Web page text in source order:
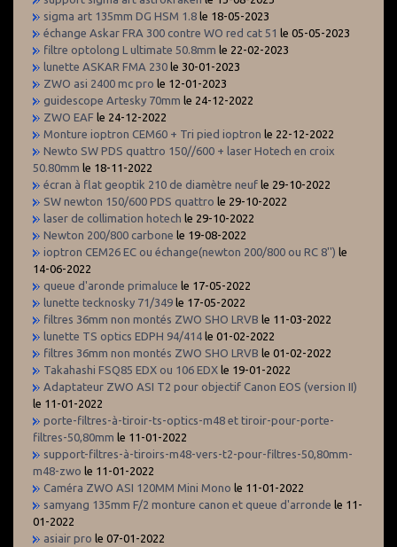
sigma art 135mm DG HSM 1.8 le 18-05-2023
échange Askar FRA 300 contre WO red cat 51 le 05-05-2023
filtre optolong L ultimate 50.8mm le 22-02-2023
lunette ASKAR FMA 230 le 30-01-2023
ZWO asi 2400 mc pro le 12-01-2023
guidescope Artesky 70mm le 24-12-2022
ZWO EAF le 24-12-2022
Monture ioptron CEM60 + Tri pied ioptron le 22-12-2022
Newto SW PDS quattro 150//600 + laser Hotech en croix
50.80mm le 18-11-2022
écran à flat geoptik 210 de diamètre neuf le 29-10-2022
SW newton 150/600 PDS quattro le 29-10-2022
laser de collimation hotech le 29-10-2022
Newton 200/800 carbone le 19-08-2022
ioptron CEM26 EC ou échange(newton 200/800 ou RC 8'') le
14-06-2022
queue d'aronde primaluce le 17-05-2022
lunette tecknosky 71/349 le 17-05-2022
filtres 36mm non montés ZWO SHO LRVB le 11-03-2022
lunette TS optics EDPH 94/414 le 01-02-2022
filtres 36mm non montés ZWO SHO LRVB le 01-02-2022
Takahashi FSQ85 EDX ou 106 EDX le 19-01-2022
Adaptateur ZWO ASI T2 pour objectif Canon EOS (version II)
le 11-01-2022
porte-filtres-à-tiroir-ts-optics-m48 et tiroir-pour-porte-
filtres-50,80mm le 11-01-2022
support-filtres-à-tiroirs-m48-vers-t2-pour-filtres-50,80mm-
m48-zwo le 11-01-2022
Caméra ZWO ASI 120MM Mini Mono le 11-01-2022
samyang 135mm F/2 monture canon et queue d'arronde le 11-
01-2022
asiair pro le 07-01-2022